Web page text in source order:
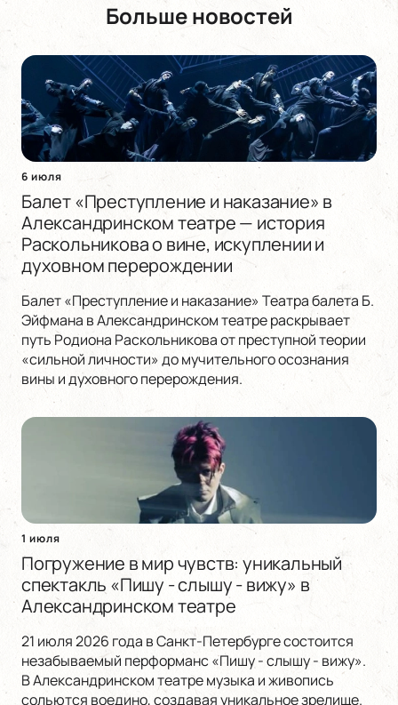
Больше новостей
6 июля
Балет «Преступление и наказание» в
Александринском театре — история
Раскольникова о вине, искуплении и
духовном перерождении
Балет «Преступление и наказание» Театра балета Б.
Эйфмана в Александринском театре раскрывает
путь Родиона Раскольникова от преступной теории
«сильной личности» до мучительного осознания
вины и духовного перерождения.
1 июля
Погружение в мир чувств: уникальный
спектакль «Пишу - слышу - вижу» в
Александринском театре
21 июля 2026 года в Санкт-Петербурге состоится
незабываемый перформанс «Пишу - слышу - вижу».
В Александринском театре музыка и живопись
сольются воедино, создавая уникальное зрелище.